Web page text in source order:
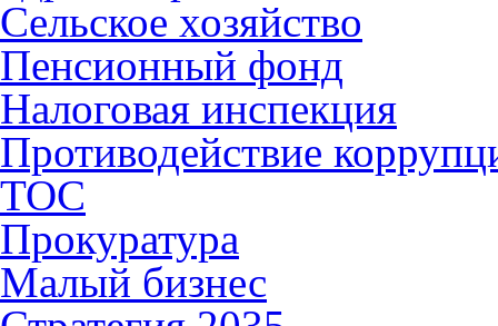
Сельское хозяйство
Пенсионный фонд
Налоговая инспекция
Противодействие
ТОС
Прокуратура
Малый бизнес